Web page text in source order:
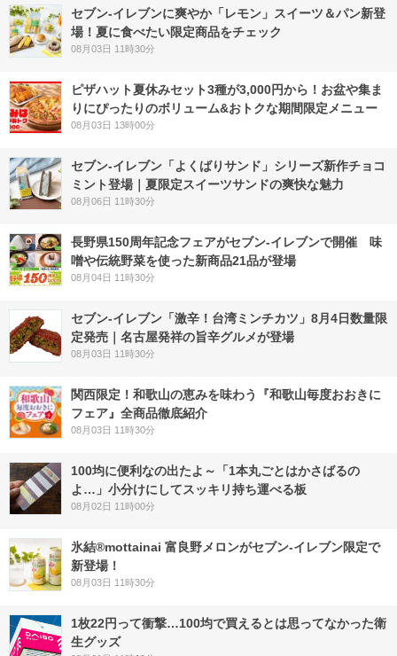
セブン‐イレブンに爽やか「レモン」スイーツ＆パン新登
場！夏に食べたい限定商品をチェック
08月03日 11時30分
ピザハット夏休みセット3種が3,000円から！お盆や集ま
りにぴったりのボリューム&おトクな期間限定メニュー
08月03日 13時00分
セブン‐イレブン「よくばりサンド」シリーズ新作チョコ
ミント登場｜夏限定スイーツサンドの爽快な魅力
08月06日 11時30分
長野県150周年記念フェアがセブン-イレブンで開催 味
噌や伝統野菜を使った新商品21品が登場
08月04日 11時30分
セブン-イレブン「激辛！台湾ミンチカツ」8月4日数量限
定発売｜名古屋発祥の旨辛グルメが登場
08月03日 11時30分
関西限定！和歌山の恵みを味わう『和歌山毎度おおきに
フェア』全商品徹底紹介
08月03日 11時30分
100均に便利なの出たよ～「1本丸ごとはかさばるの
よ…」小分けにしてスッキリ持ち運べる板
08月02日 11時00分
氷結®mottainai 富良野メロンがセブン‐イレブン限定で
新登場！
08月03日 11時30分
1枚22円って衝撃…100均で買えるとは思ってなかった衛
生グッズ